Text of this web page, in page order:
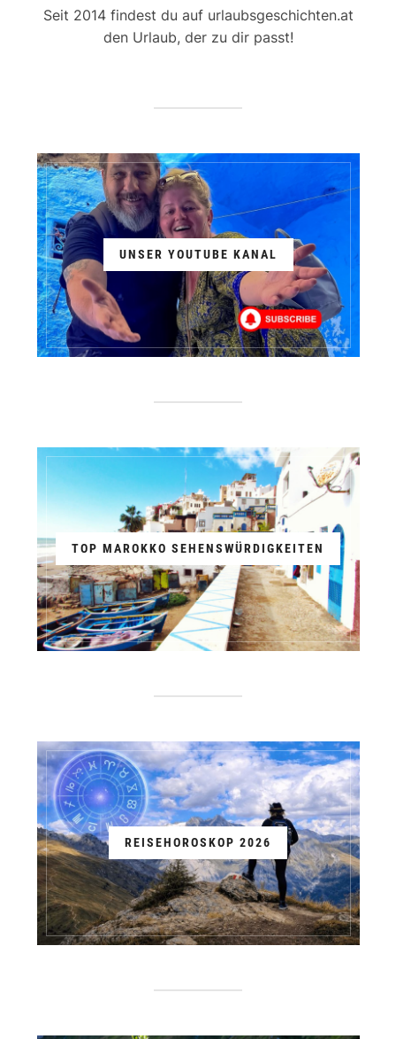
Seit 2014 findest du auf urlaubsgeschichten.at
den Urlaub, der zu dir passt!
UNSER YOUTUBE KANAL
TOP MAROKKO SEHENSWÜRDIGKEITEN
REISEHOROSKOP 2026